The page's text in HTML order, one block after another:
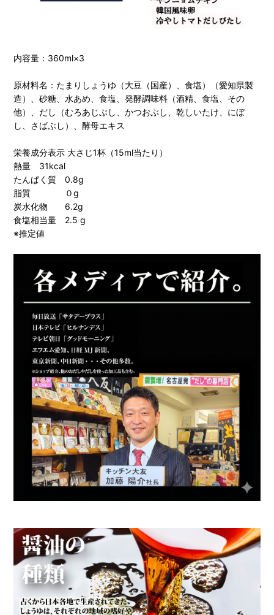
内容量：360ml×3
原材料名：たまりしょうゆ（大豆（国産）、食塩）（愛知県製
造）、砂糖、水あめ、食塩、発酵調味料（酒精、食塩、その
他）、だし（むろあじぶし、かつおぶし、乾しいたけ、にぼ
し、さばぶし）、酵母エキス
栄養成分表示 大さじ1杯（15ml当たり）
熱量 31kcal
たんぱく質 0.8g
脂質 ０g
炭水化物 6.2g
食塩相当量 2.5 g
※推定値